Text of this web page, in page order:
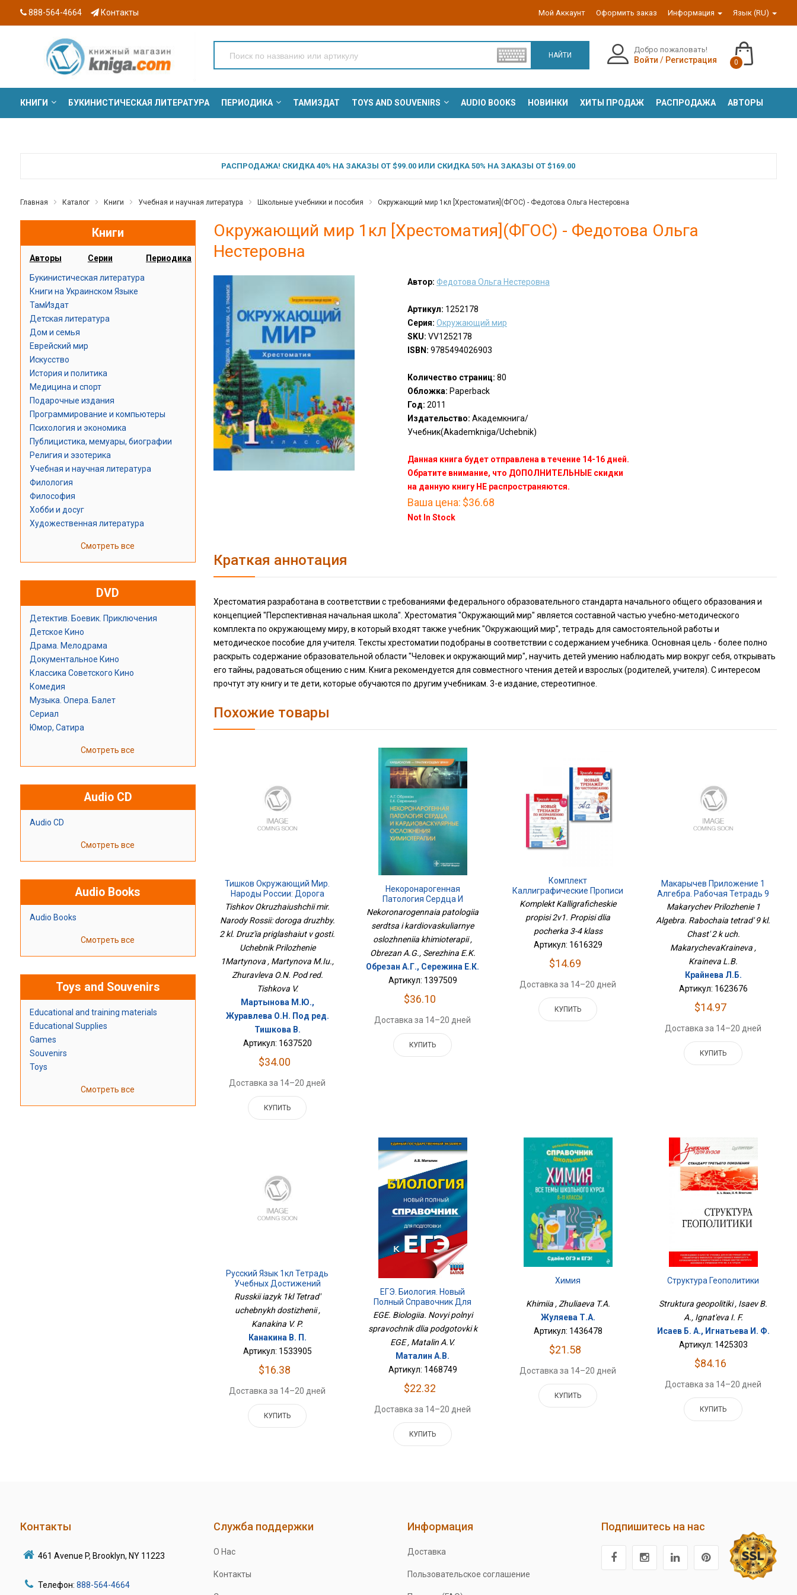
888-564-4664 Контакты Мой Аккаунт Оформить заказ Информация Язык (RU)
НАЙТИ
Добро пожаловать!
Войти / Регистрация 0
КНИГИ БУКИНИСТИЧЕСКАЯ ЛИТЕРАТУРА ПЕРИОДИКА ТАМИЗДАТ TOYS AND SOUVENIRS AUDIO BOOKS НОВИНКИ ХИТЫ ПРОДАЖ РАСПРОДАЖА АВТОРЫ
РАСПРОДАЖА! СКИДКА 40% НА ЗАКАЗЫ ОТ $99.00 ИЛИ СКИДКА 50% НА ЗАКАЗЫ ОТ $169.00
Главная Каталог Книги Учебная и научная литература Школьные учебники и пособия Окружающий мир 1кл [Хрестоматия](ФГОС) - Федотова Ольга Нестеровна
Книги
Авторы Серии Периодика
Букинистическая литература
Книги на Украинском Языке
ТамИздат
Детская литература
Дом и семья
Еврейский мир
Искусство
История и политика
Медицина и спорт
Подарочные издания
Программирование и компьютеры
Психология и экономика
Публицистика, мемуары, биографии
Религия и эзотерика
Учебная и научная литература
Филология
Философия
Хобби и досуг
Художественная литература
Смотреть все
DVD
Детектив. Боевик. Приключения
Детское Кино
Драма. Мелодрама
Документальное Кино
Классика Советского Кино
Комедия
Музыка. Опера. Балет
Сериал
Юмор, Сатира
Смотреть все
Audio CD
Audio CD
Смотреть все
Audio Books
Audio Books
Смотреть все
Toys and Souvenirs
Educational and training materials
Educational Supplies
Games
Souvenirs
Toys
Смотреть все
Окружающий мир 1кл [Хрестоматия](ФГОС) - Федотова Ольга
Нестеровна
Автор: Федотова Ольга Нестеровна
Артикул: 1252178
Серия: Окружающий мир
SKU: VV1252178
ISBN: 9785494026903
Количество страниц: 80
Обложка: Paperback
Год: 2011
Издательство: Академкнига/
Учебник(Akademkniga/Uchebnik)
Данная книга будет отправлена в течение 14-16 дней.
Обратите внимание, что ДОПОЛНИТЕЛЬНЫЕ скидки
на данную книгу НЕ распространяются.
Ваша цена: $36.68
Not In Stock
Краткая аннотация
Хрестоматия разработана в соответствии с требованиями федерального образовательного стандарта начального общего образования и
концепцией "Перспективная начальная школа". Хрестоматия "Окружающий мир" является составной частью учебно-методического
комплекта по окружающему миру, в который входят также учебник "Окружающий мир", тетрадь для самостоятельной работы и
методическое пособие для учителя. Тексты хрестоматии подобраны в соответствии с содержанием учебника. Основная цель - более полно
раскрыть содержание образовательной области "Человек и окружающий мир", научить детей умению наблюдать мир вокруг себя, открывать
его тайны, радоваться общению с ним. Книга рекомендуется для совместного чтения детей и взрослых (родителей, учителя). С интересом
прочтут эту книгу и те дети, которые обучаются по другим учебникам. 3-е издание, стереотипное.
Похожие товары
Тишков Окружающий Мир.
Народы России: Дорога
Дружбы. 2 Кл. Друзья
Учебник Приложение
1Мартынова
Tishkov Okruzhaiushchii mir.
Narody Rossii: doroga druzhby.
2 kl. Druz'ia priglashaiut v gosti.
Uchebnik Prilozhenie
1Martynova , Martynova M.Iu.,
Zhuravleva O.N. Pod red.
Tishkova V.
Мартынова М.Ю.,
Журавлева О.Н. Под ред.
Тишкова В.
Артикул: 1637520
$34.00
Доставка за 14–20 дней
КУПИТЬ
Некоронарогенная
Патология Сердца И
Кардиоваскулярные
Осложнения Химиотерапии
Nekoronarogennaia patologiia
serdtsa i kardiovaskuliarnye
oslozhneniia khimioterapii ,
Obrezan A.G., Serezhina E.K.
Обрезан А.Г., Сережина Е.К.
Артикул: 1397509
$36.10
Доставка за 14–20 дней
КУПИТЬ
Комплект
Каллиграфические Прописи
2в1. Прописи Для Почерка 3-
4 Класс
Komplekt Kalligraficheskie
propisi 2v1. Propisi dlia
pocherka 3-4 klass
Артикул: 1616329
$14.69
Доставка за 14–20 дней
КУПИТЬ
Макарычев Приложение 1
Алгебра. Рабочая Тетрадь 9
Кл. Часть 2 К Уч.
МакарычеваКрайнева
Makarychev Prilozhenie 1
Algebra. Rabochaia tetrad' 9 kl.
Chast' 2 k uch.
MakarychevaKraineva ,
Kraineva L.B.
Крайнева Л.Б.
Артикул: 1623676
$14.97
Доставка за 14–20 дней
КУПИТЬ
Русский Язык 1кл Тетрадь
Учебных Достижений
Russkii iazyk 1kl Tetrad'
uchebnykh dostizhenii ,
Kanakina V. P.
Канакина В. П.
Артикул: 1533905
$16.38
Доставка за 14–20 дней
КУПИТЬ
ЕГЭ. Биология. Новый
Полный Справочник Для
Подготовки К ЕГЭ
EGE. Biologiia. Novyi polnyi
spravochnik dlia podgotovki k
EGE , Matalin A.V.
Маталин А.В.
Артикул: 1468749
$22.32
Доставка за 14–20 дней
КУПИТЬ
Химия
Khimiia , Zhuliaeva T.A.
Жуляева Т.А.
Артикул: 1436478
$21.58
Доставка за 14–20 дней
КУПИТЬ
Структура Геополитики
Struktura geopolitiki , Isaev B.
A., Ignat'eva I. F.
Исаев Б. А., Игнатьева И. Ф.
Артикул: 1425303
$84.16
Доставка за 14–20 дней
КУПИТЬ
Контакты
461 Avenue P, Brooklyn, NY 11223
Телефон: 888-564-4664
Служба поддержки
О Нас
Контакты
Информация
Доставка
Пользовательское соглашение
Подпишитесь на нас